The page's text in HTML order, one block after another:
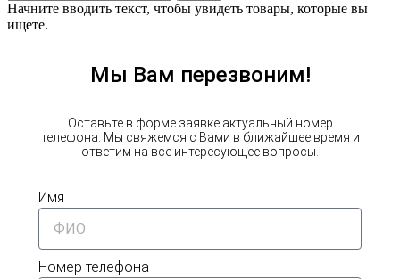
Начните вводить текст, чтобы увидеть товары, которые вы
ищете.
Мы Вам перезвоним!
Оставьте в форме заявке актуальный номер
телефона. Мы свяжемся с Вами в ближайшее время и
ответим на все интересующее вопросы.
Имя
Номер телефона